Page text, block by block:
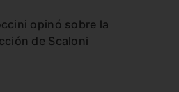
opinó sobre la
de Scaloni